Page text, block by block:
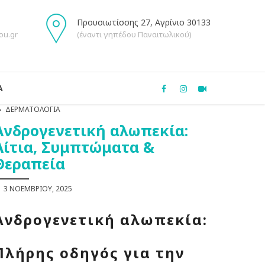
Προυσιωτίσσης 27, Αγρίνιο 30133
(έναντι γηπέδου Παναιτωλικού)
ΔΕΡΜΑΤΟΛΟΓΊΑ
αλωπεκία:
Συμπτώματα &
3 ΝΟΕΜΒΡΊΟΥ, 2025
αλωπεκία:
οδηγός για την